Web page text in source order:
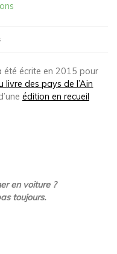
été écrite en 2015 pour
livre des pays de l’Ain
édition en recueil
en voiture ?
toujours.